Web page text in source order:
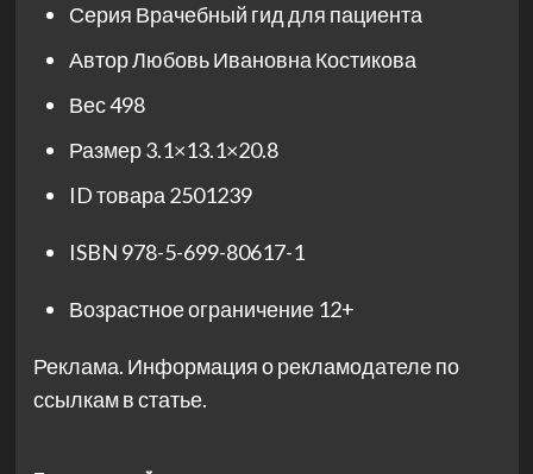
Серия Врачебный гид для пациента
АвторЛюбовь Ивановна Костикова
Вес498
Размер3.1×13.1×20.8
ID товара 2501239
ISBN 978-5-699-80617-1
Возрастное ограничение 12+
Реклама. Информация о рекламодателе по
ссылкам в статье.